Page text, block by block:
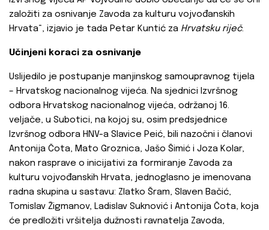
založiti za osnivanje Zavoda za kulturu vojvođanskih
Hrvata“, izjavio je tada Petar Kuntić za Hrvatsku riječ.
Učinjeni koraci za osnivanje
Uslijedilo je postupanje manjinskog samoupravnog tijela
– Hrvatskog nacionalnog vijeća. Na sjednici Izvršnog
odbora Hrvatskog nacionalnog vijeća, održanoj 16.
veljače, u Subotici, na kojoj su, osim predsjednice
Izvršnog odbora HNV-a Slavice Peić, bili nazočni i članovi
Antonija Čota, Mato Groznica, Jašo Šimić i Joza Kolar,
nakon rasprave o inicijativi za formiranje Zavoda za
kulturu vojvođanskih Hrvata, jednoglasno je imenovana
radna skupina u sastavu: Zlatko Šram, Slaven Bačić,
Tomislav Žigmanov, Ladislav Suknović i Antonija Čota, koja
će predložiti vršitelja dužnosti ravnatelja Zavoda,